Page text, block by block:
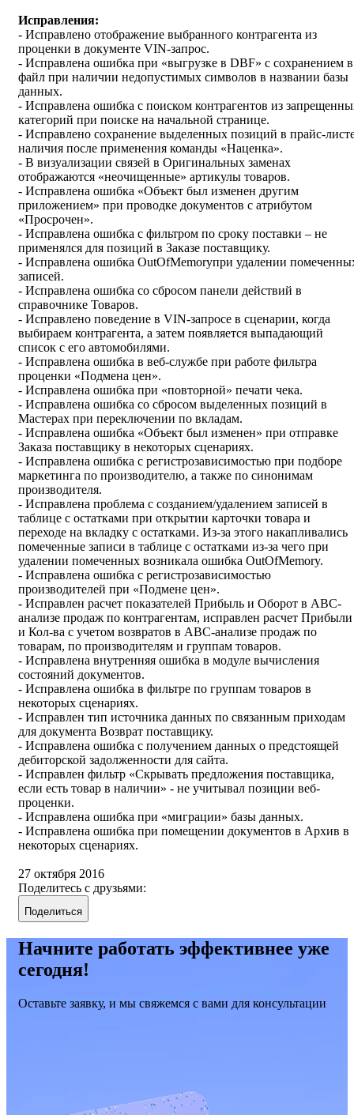
Исправления:
- Исправлено отображение выбранного контрагента из
проценки в документе VIN-запрос.
- Исправлена ошибка при «выгрузке в DBF» с сохранением в
файл при наличии недопустимых символов в названии базы
данных.
- Исправлена ошибка с поиском контрагентов из
категорий при поиске на начальной странице.
- Исправлено сохранение выделенных позиций в прайс-
наличия после применения команды «Наценка».
- В визуализации связей в Оригинальных заменах
отображаются «неочищенные» артикулы товаров.
- Исправлена ошибка «Объект был изменен другим
приложением» при проводке документов с атрибутом
«Просрочен».
- Исправлена ошибка с фильтром по сроку поставки – не
применялся для позиций в Заказе поставщику.
- Исправлена ошибка OutOfMemoryпри удалении
записей.
- Исправлена ошибка со сбросом панели действий в
справочнике Товаров.
- Исправлено поведение в VIN-запросе в сценарии, когда
выбираем контрагента, а затем появляется выпадающий
список с его автомобилями.
- Исправлена ошибка в веб-службе при работе фильтра
проценки «Подмена цен».
- Исправлена ошибка при «повторной» печати чека.
- Исправлена ошибка со сбросом выделенных позиций в
Мастерах при переключении по вкладам.
- Исправлена ошибка «Объект был изменен» при отправке
Заказа поставщику в некоторых сценариях.
- Исправлена ошибка с регистрозависимостью при подборе
маркетинга по производителю, а также по синонимам
производителя.
- Исправлена проблема с созданием/удалением записей в
таблице с остатками при открытии карточки товара и
переходе на вкладку с остатками. Из-за этого накапливались
помеченные записи в таблице с остатками из-за чего при
удалении помеченных возникала ошибка OutOfMemory.
- Исправлена ошибка с регистрозависимостью
производителей при «Подмене цен».
- Исправлен расчет показателей Прибыль и Оборот в ABC-
анализе продаж по контрагентам, исправлен расчет Прибыли
и Кол-ва с учетом возвратов в ABC-анализе продаж по
товарам, по производителям и группам товаров.
- Исправлена внутренняя ошибка в модуле вычисления
состояний документов.
- Исправлена ошибка в фильтре по группам товаров в
некоторых сценариях.
- Исправлен тип источника данных по связанным приходам
для документа Возврат поставщику.
- Исправлена ошибка с получением данных о предстоящей
дебиторской задолженности для сайта.
- Исправлен фильтр «Скрывать предложения поставщика,
если есть товар в наличии» - не учитывал позиции веб-
проценки.
- Исправлена ошибка при «миграции» базы данных.
- Исправлена ошибка при помещении документов в Архив в
некоторых сценариях.
27 октября 2016
Поделитесь с друзьями:
Поделиться
Начните работать эффективнее уже
сегодня!
Оставьте заявку, и мы свяжемся с вами для консультации